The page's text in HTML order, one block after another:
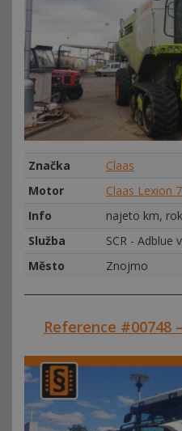
Značka
Claas
Motor
Claas Lexion
Info
najeto km,
Služba
SCR - Adblue
Město
Znojmo
Reference #00748